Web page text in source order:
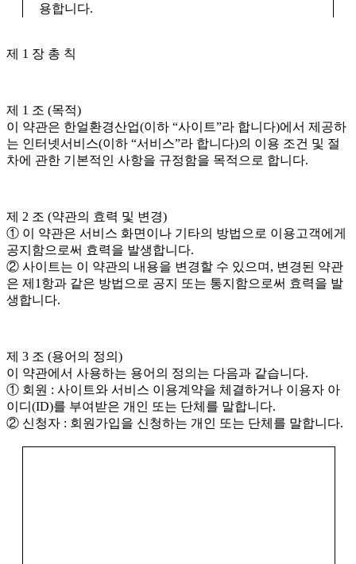
용합니다.
회원제 서비스 이용에 따른 본인확인 , 개인 식별 ,
ο 마케팅 및 광고에 활용 접속 빈도 파악 또는 회원
의 서비스 이용에 대한 통계
■ 개인정보의 보유 및 이용기간
회사는 개인정보 수집 및 이용목적이 달성된 후에
■ 개인정보의 파기절차 및 방법
회사는 원칙적으로 개인정보 수집 및 이용목적이
달성된 후에는 해당 정보를 지체없이 파기합니다.
파기절차 및 방법은 다음과 같습니다.
ο 파기절차
회원님이 회원가입 등을 위해 입력하신 정보는 목
한 정보보호 사유에 따라(보유 및 이용기간 참조)
일정 기간 저장된 후 파기되어집니다. 별도 DB로
옮겨진 개인정보는 법률에 의한 경우가 아니고서
는 보유되어지는 이외의 다른 목적으로 이용되지
않습니다.
제 1 장 총 칙
제 1 조 (목적)
이 약관은 한얼환경산업(이하 “사이트”라 합니다)에서 제공하
는 인터넷서비스(이하 “서비스”라 합니다)의 이용 조건 및 절
차에 관한 기본적인 사항을 규정함을 목적으로 합니다.
제 2 조 (약관의 효력 및 변경)
① 이 약관은 서비스 화면이나 기타의 방법으로 이용고객에게
공지함으로써 효력을 발생합니다.
② 사이트는 이 약관의 내용을 변경할 수 있으며, 변경된 약관
은 제1항과 같은 방법으로 공지 또는 통지함으로써 효력을 발
생합니다.
제 3 조 (용어의 정의)
이 약관에서 사용하는 용어의 정의는 다음과 같습니다.
① 회원 : 사이트와 서비스 이용계약을 체결하거나 이용자 아
이디(ID)를 부여받은 개인 또는 단체를 말합니다.
② 신청자 : 회원가입을 신청하는 개인 또는 단체를 말합니다.